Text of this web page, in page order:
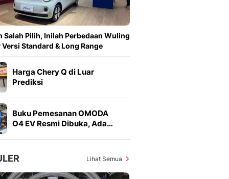
Salah Pilih, Inilah Perbedaan Wuling
Versi Standard & Long Range
Harga Chery Q di Luar
Prediksi
Buku Pemesanan OMODA
O4 EV Resmi Dibuka, Ada…
Lihat Semua